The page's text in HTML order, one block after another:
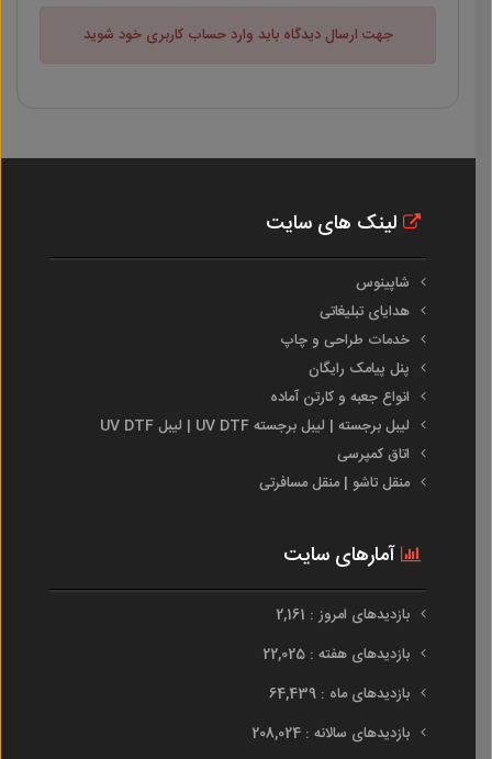
جهت ارسال دیدگاه باید وارد حساب کاربری خود شوید
لینک های سایت
شاپینوس
هدایای تبلیغاتی
خدمات طراحی و چاپ
پنل پیامک رایگان
انواع جعبه و کارتن آماده
لیبل برجسته | لیبل برجسته UV DTF | لیبل UV DTF
اتاق کمپرسی
منقل تاشو | منقل مسافرتی
آمارهای سایت
بازدیدهای امروز : 2,161
بازدیدهای هفته : 22,025
بازدیدهای ماه : 64,439
بازدیدهای سالانه : 208,024